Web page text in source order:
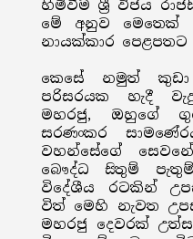
හිමිවීම ශ්‍රී විජය
මේ අනුව මෙතෙක්
නායක්කාර
කෙසේ නමුත්
පරිසරයක හැදී
මහරජු, ඔහුගේ
සරණංකර
වහන්සේගේ
බෞද්ධ සිතුම්
විදේශීය රටකින්
විත් මෙහි නැවත
මහරජු දෙවරක්